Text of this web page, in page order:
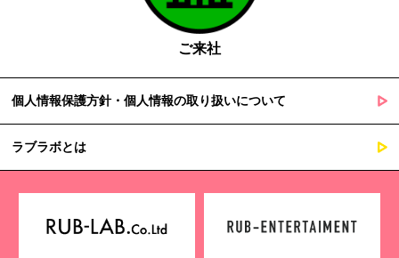
ご来社
個人情報保護方針・個人情報の取り扱いについて
ラブラボとは